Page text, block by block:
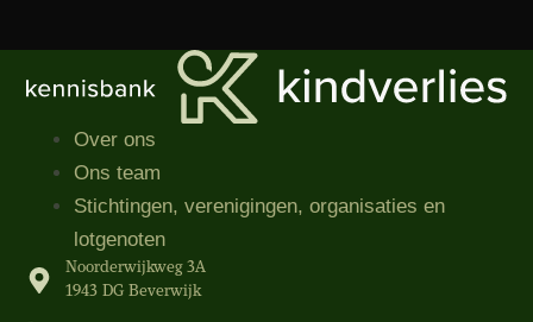
Over ons
Ons team
Stichtingen, verenigingen, organisaties​ en
lotgenoten
Noorderwijkweg 3A
1943 DG Beverwijk